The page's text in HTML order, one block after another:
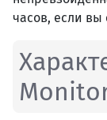
часов, если вы